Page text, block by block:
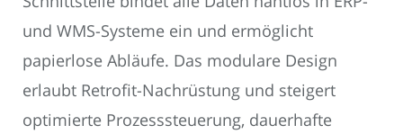
und WMS-Systeme ein und ermöglicht
papierlose Abläufe. Das modulare Design
erlaubt Retrofit-Nachrüstung und steigert
optimierte Prozesssteuerung, dauerhafte